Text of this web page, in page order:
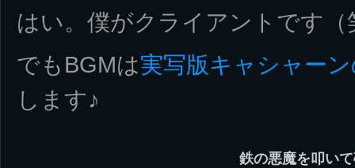
はい。僕がクライアントです（
でもBGMは実写版キャシャー
します♪
鉄の悪魔を叩い